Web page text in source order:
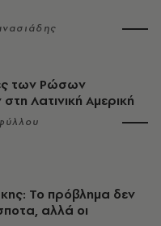
των Ρώσων
Λατινική Αμερική
Το πρόβλημα δεν
αλλά οι